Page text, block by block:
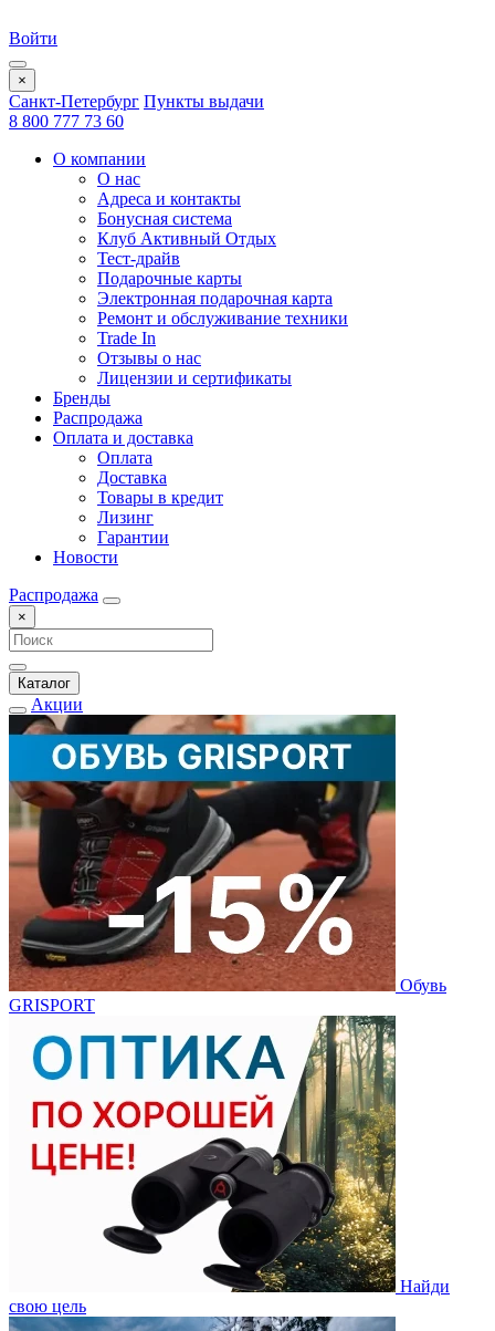
Войти
×
Санкт-Петербург Пункты выдачи
8 800 777 73 60
О компании
О нас
Адреса и контакты
Бонусная система
Клуб Активный Отдых
Тест-драйв
Подарочные карты
Электронная подарочная карта
Ремонт и обслуживание техники
Trade In
Отзывы о нас
Лицензии и сертификаты
Бренды
Распродажа
Оплата и доставка
Оплата
Доставка
Товары в кредит
Лизинг
Гарантии
Новости
Распродажа
×
Каталог
Акции
Обувь
GRISPORT
Найди
свою цель